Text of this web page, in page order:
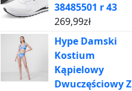
38485501 r 43
269,99zł
Hype Damski
Kostium
Kąpielowy
Dwuczęściowy Z